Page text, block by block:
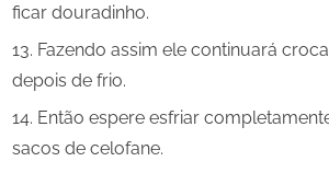
ficar douradinho.
Fazendo assim ele continuará
depois de frio.
Então espere esfriar
sacos de celofane.